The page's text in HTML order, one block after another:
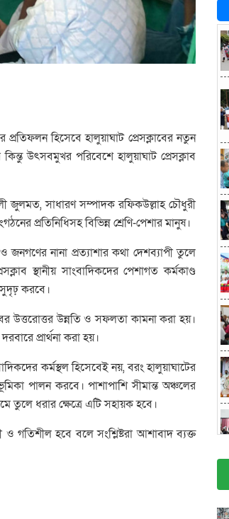
প্রতিফলন হিসেবে হালুয়াঘাট প্রেসক্লাবের নতুন
উৎসবমুখর পরিবেশে হালুয়াঘাট প্রেসক্লাব
জুলমত, সাধারণ সম্পাদক রফিকউল্লাহ চৌধুরী
প্রতিনিধিসহ বিভিন্ন শ্রেণি-পেশার মানুষ।
ও জনগণের নানা প্রত্যাশার কথা দেশব্যাপী তুলে
স্থানীয় সাংবাদিকদের পেশাগত কর্মকাণ্ড
সুদৃঢ় করবে।
উত্তরোত্তর উন্নতি ও সফলতা কামনা করা হয়।
প্রার্থনা করা হয়।
কর্মস্থল হিসেবেই নয়, বরং হালুয়াঘাটের
পালন করবে। পাশাপাশি সীমান্ত অঞ্চলের
তুলে ধরার ক্ষেত্রে এটি সহায়ক হবে।
ও গতিশীল হবে বলে সংশ্লিষ্টরা আশাবাদ ব্যক্ত